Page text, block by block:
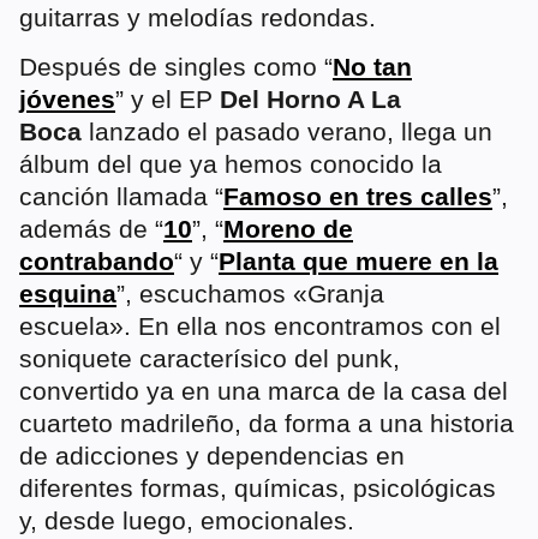
guitarras y melodías redondas.
Después de singles como “No tan
jóvenes” y el EP Del Horno A La
Boca lanzado el pasado verano, llega un
álbum del que ya hemos conocido la
canción llamada “Famoso en tres calles”,
además de “10”, “Moreno de
contrabando“ y “Planta que muere en la
esquina”, escuchamos «Granja
escuela». En ella nos encontramos con el
soniquete caracterísico del punk,
convertido ya en una marca de la casa del
cuarteto madrileño, da forma a una historia
de adicciones y dependencias en
diferentes formas, químicas, psicológicas
y, desde luego, emocionales.